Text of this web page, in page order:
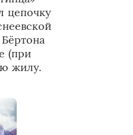
цепочку
(при
жилу.